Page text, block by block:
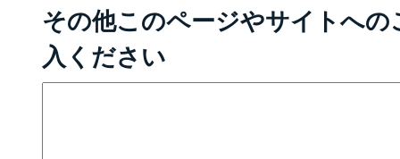
その他このページやサイトへ
入ください